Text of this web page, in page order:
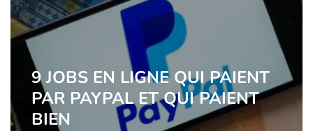
9 JOBS EN LIGNE QUI PAIENT
PAR PAYPAL ET QUI PAIENT
BIEN